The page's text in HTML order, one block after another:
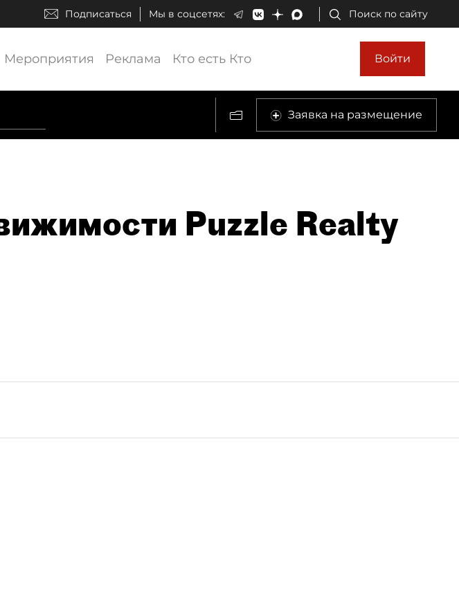
Подписаться Мы в соцсетях: Поиск по сайту
Мероприятия Реклама Кто есть Кто Войти
Заявка на размещение
Puzzle Realty